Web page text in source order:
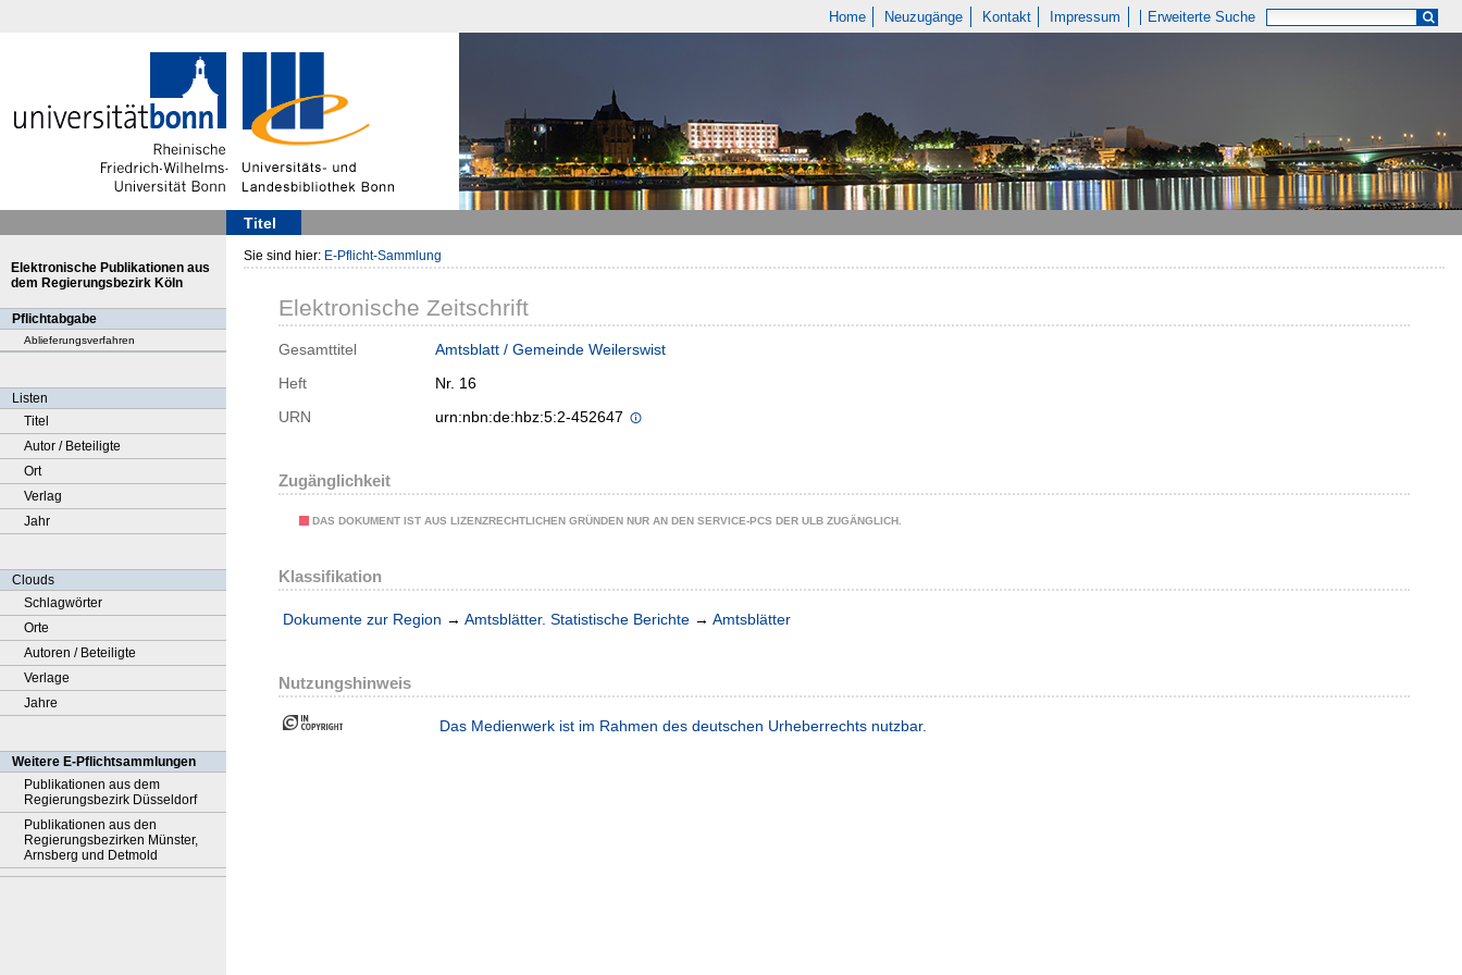
Home Neuzugänge Kontakt Impressum Erweiterte Suche
Titel
Elektronische Publikationen aus
dem Regierungsbezirk Köln
Pflichtabgabe
Ablieferungsverfahren
Listen
Titel
Autor / Beteiligte
Ort
Verlag
Jahr
Clouds
Schlagwörter
Orte
Autoren / Beteiligte
Verlage
Jahre
Weitere E-Pflichtsammlungen
Publikationen aus dem
Regierungsbezirk Düsseldorf
Publikationen aus den
Regierungsbezirken Münster,
Arnsberg und Detmold
Sie sind hier: E-Pflicht-Sammlung
Elektronische Zeitschrift
Gesamttitel
Amtsblatt / Gemeinde Weilerswist
Heft
Nr. 16
URN
urn:nbn:de:hbz:5:2-452647
Zugänglichkeit
DAS DOKUMENT IST AUS LIZENZRECHTLICHEN GRÜNDEN NUR AN DEN SERVICE-PCS DER ULB ZUGÄNGLICH.
Klassifikation
Dokumente zur Region → Amtsblätter. Statistische Berichte → Amtsblätter
Nutzungshinweis
Das Medienwerk ist im Rahmen des deutschen Urheberrechts nutzbar.